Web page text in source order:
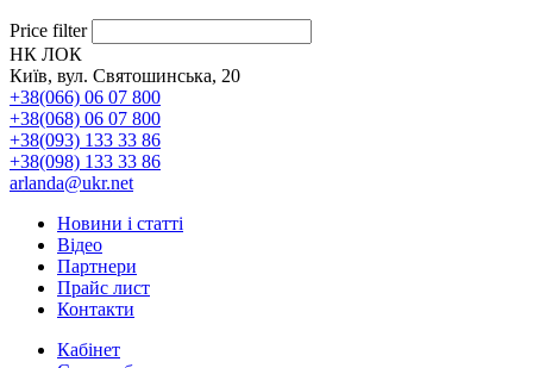
Price filter
НК ЛОК
Київ, вул. Святошинська, 20
+38(066) 06 07 800
+38(068) 06 07 800
+38(093) 133 33 86
+38(098) 133 33 86
arlanda@ukr.net
Новини і статті
Відео
Партнери
Прайс лист
Контакти
Кабінет